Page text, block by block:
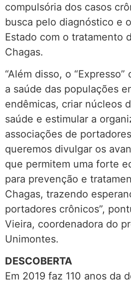
compulsória dos casos
busca pelo diagnóstico e
Estado com o tratamento
Chagas.
“Além disso, o
a saúde das populações
endêmicas, criar núcleos
saúde e estimular a
associações de
queremos divulgar os
que permitem uma forte
para prevenção e
Chagas, trazendo
portadores crônicos”,
Vieira, coordenadora do
Unimontes.
DESCOBERTA
Em 2019 faz 110 anos da